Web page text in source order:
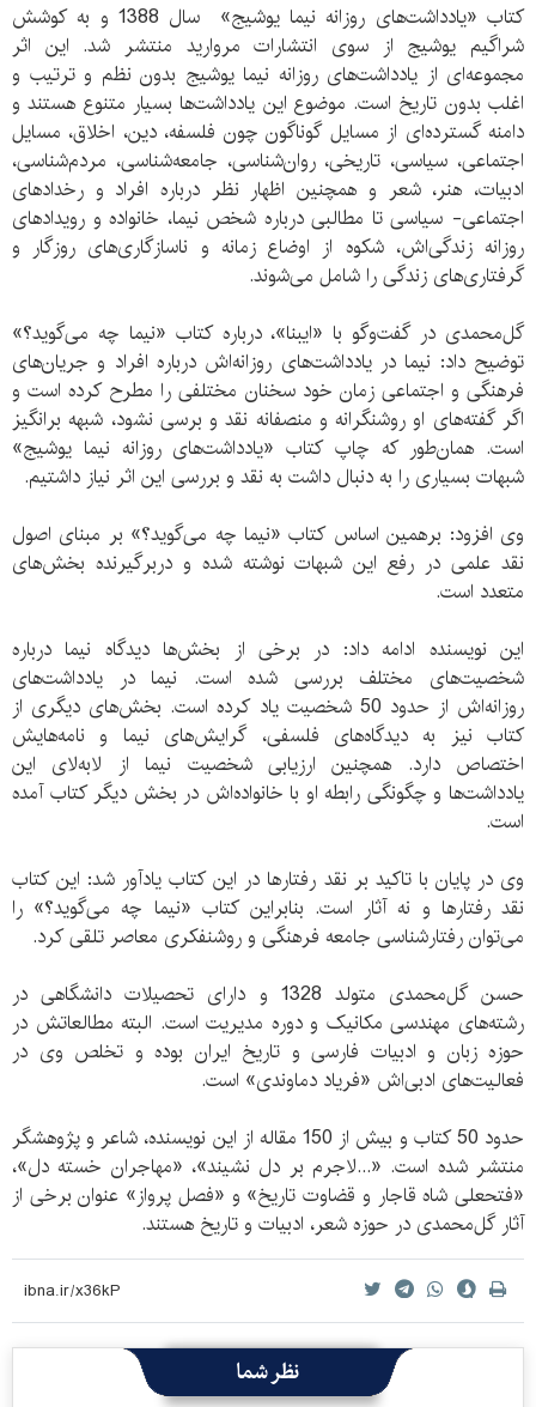
کتاب «یادداشت‌های روزانه‌ نیما یوشیج» سال 1388 و به کوشش
شراگیم یوشیج از سوی انتشارات مروارید منتشر شد. این اثر
مجموعه‌ای از یادداشت‌های روزانه نیما یوشیج بدون نظم و ترتیب و
اغلب بدون تاریخ است. موضوع این یادداشت‌ها بسیار متنوع هستند و
دامنه‌ گسترده‌ای از مسایل گوناگون چون فلسفه، دین، اخلاق، مسایل
اجتماعی، سیاسی، تاریخی، روان‌شناسی، جامعه‌شناسی، مردم‌شناسی،
ادبیات، هنر، شعر و همچنین اظهار نظر درباره‌ افراد و رخدادهای
اجتماعی- سیاسی تا مطالبی درباره‌ شخص نیما، خانواده و رویدادهای
روزانه‌ زندگی‌اش، شکوه از اوضاع زمانه و ناسازگاری‌های روزگار و
گرفتاری‌های زندگی را شامل می‌شوند.
گل‌محمدی در گفت‌و‌گو با «ایبنا»، درباره کتاب «نیما چه می‌‌گوید؟»
توضیح داد: نیما در یادداشت‌های روزانه‌اش درباره افراد و جریان‌های
فرهنگی و اجتماعی زمان خود سخنان مختلفی را مطرح کرده است و
اگر گفته‌های او روشنگرانه و منصفانه نقد و برسی نشود، شبهه‌ برانگیز
است. همان‌طور که چاپ کتاب «یادداشت‌های روزانه نیما یوشیج»
شبهات بسیاری را به دنبال داشت به نقد و بررسی این اثر نیاز داشتیم.
وی افزود: برهمین اساس کتاب «نیما چه می‌گوید؟» بر مبنای اصول
نقد علمی در رفع این شبهات نوشته شده و دربرگیرنده بخش‌های
متعدد است.
این نویسنده ادامه داد: در برخی از بخش‌ها دیدگاه نیما درباره
شخصیت‌های مختلف بررسی شده است. نیما در یادداشت‌های
روزانه‌اش از حدود 50 شخصیت یاد کرده است. بخش‌های دیگری از
کتاب نیز به دیدگاه‌های فلسفی، گرایش‌های نیما و نامه‌هایش
اختصاص دارد. همچنین ارزیابی شخصیت نیما از لابه‌‌لای این
یادداشت‌ها و چگونگی رابطه او با خانواده‌اش در بخش دیگر کتاب آمده
است.
وی در پایان با تاکید بر نقد رفتارها در این کتاب یادآور شد: این کتاب
نقد رفتارها و نه آثار است. بنابراین کتاب «نیما چه می‌گوید؟» را
می‌توان رفتارشناسی جامعه فرهنگی و روشنفکری معاصر تلقی کرد.
حسن گل‌محمدی متولد 1328 و دارای تحصیلات دانشگاهی در
رشته‌های مهندسی مکانیک و دوره مدیریت است. البته مطالعاتش در
حوزه زبان و ادبیات فارسی و تاریخ ایران بوده و تخلص وی در
فعالیت‌های ادبی‌اش «فریاد دماوندی» است.
حدود 50 کتاب و بیش از 150 مقاله از این نویسنده، شاعر و پژوهشگر
منتشر شده است. «...لاجرم بر دل نشیند»، «مهاجران خسته دل»،
«فتحعلی شاه قاجار و قضاوت تاریخ» و «فصل پرواز» عنوان برخی از
آثار گل‌محمدی در حوزه شعر، ادبیات و تاریخ هستند.
نظر شما